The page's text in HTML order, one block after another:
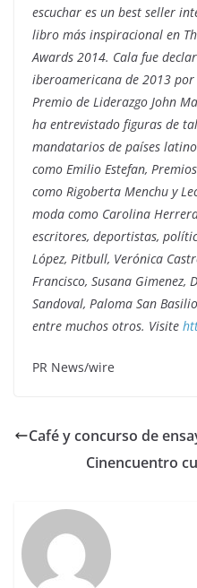
escuchar es un best seller
libro más inspiracional en
Awards 2014. Cala fue
iberoamericana de 2013
Premio de Liderazgo John
ha entrevistado figuras de
mandatarios de países
como Emilio Estefan,
como Rigoberta Menchu y
moda como Carolina
escritores, deportistas,
López, Pitbull, Verónica
Francisco, Susana Gimenez,
Sandoval, Paloma San Basilio
entre muchos otros. Visite
PR News/wire
Café y concurso de
Cinencuentro